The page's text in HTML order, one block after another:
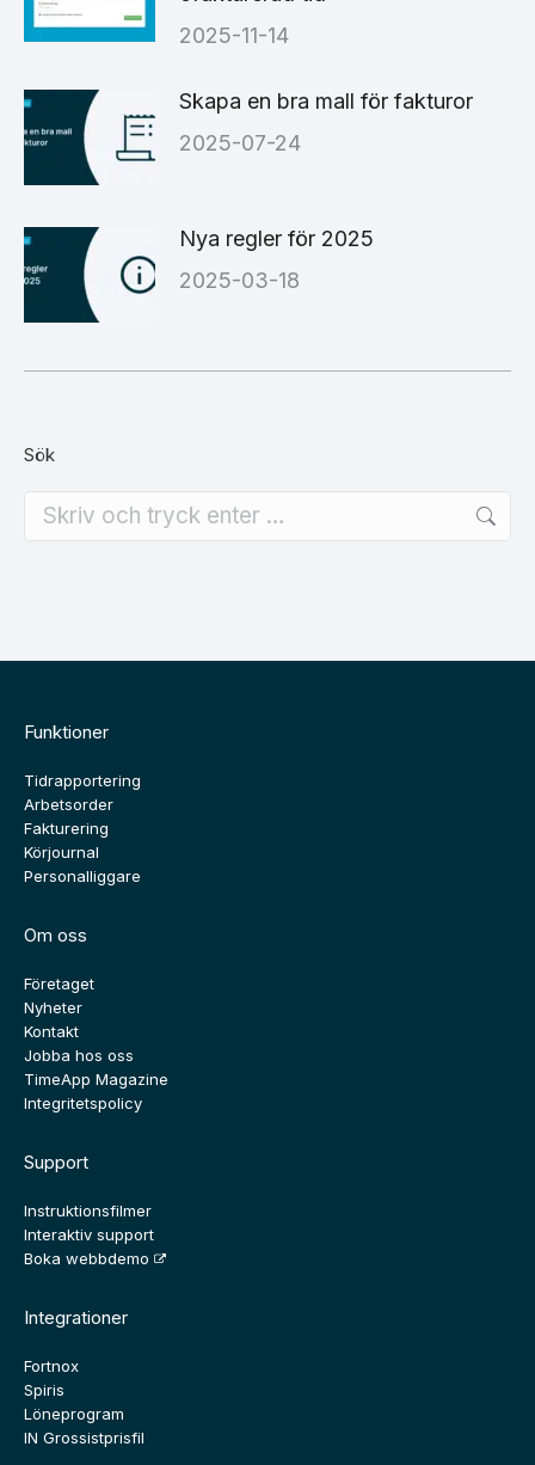
2025-11-14
Skapa en bra mall för fakturor
2025-07-24
Nya regler för 2025
2025-03-18
Sök
Funktioner
Tidrapportering
Arbetsorder
Fakturering
Körjournal
Personalliggare
Om oss
Företaget
Nyheter
Kontakt
Jobba hos oss
TimeApp Magazine
Integritetspolicy
Support
Instruktionsfilmer
Interaktiv support
Boka webbdemo
Integrationer
Fortnox
Spiris
Löneprogram
IN Grossistprisfil